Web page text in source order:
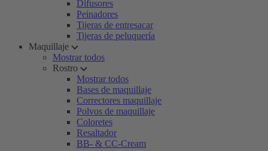
Difusores
Peinadores
Tijeras de entresacar
Tijeras de peluquería
Maquillaje
Mostrar todos
Rostro
Mostrar todos
Bases de maquillaje
Correctores maquillaje
Polvos de maquillaje
Coloretes
Resaltador
BB- & CC-Cream